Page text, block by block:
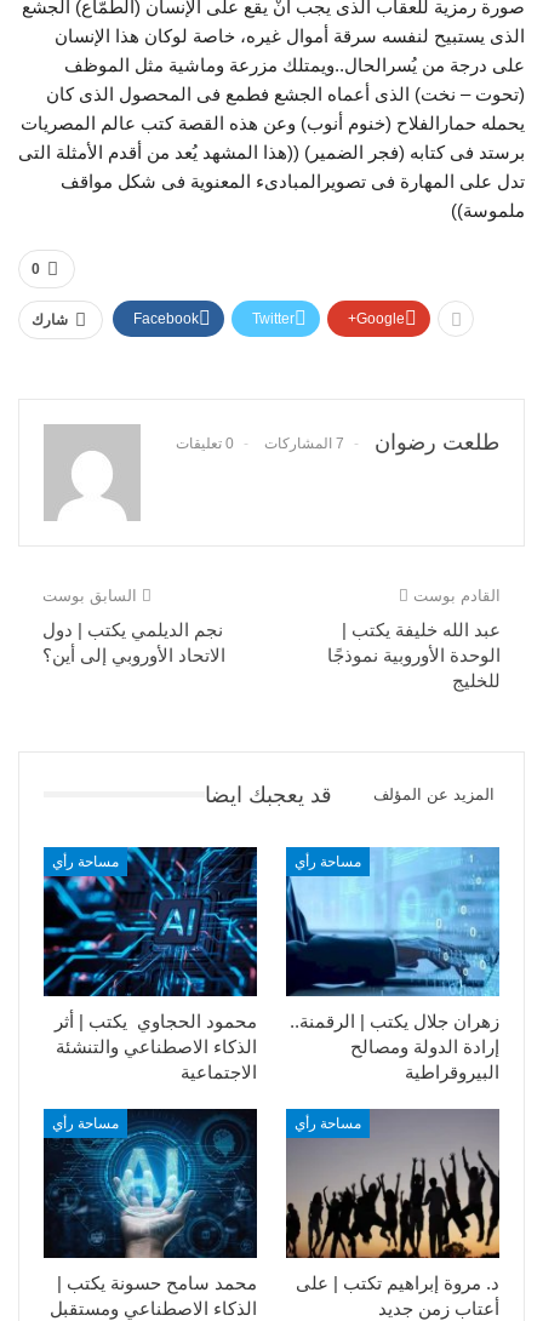
صورة رمزية للعقاب الذى يجب أنْ يقع على الإنسان (الطمّاع) الجشع
الذى يستبيح لنفسه سرقة أموال غيره، خاصة لوكان هذا الإنسان
على درجة من يُسرالحال..ويمتلك مزرعة وماشية مثل الموظف
(تحوت – نخت) الذى أعماه الجشع فطمع فى المحصول الذى كان
يحمله حمارالفلاح (خنوم أنوب) وعن هذه القصة كتب عالم المصريات
برستد فى كتابه (فجر الضمير) ((هذا المشهد يُعد من أقدم الأمثلة التى
تدل على المهارة فى تصويرالمبادىء المعنوية فى شكل مواقف
ملموسة))
0
شارك Facebook Twitter Google+
طلعت رضوان 7 المشاركات 0 تعليقات
السابق بوست
نجم الديلمي يكتب | دول
الاتحاد الأوروبي إلى أين؟
القادم بوست
عبد الله خليفة يكتب |
الوحدة الأوروبية نموذجًا
للخليج
قد يعجبك ايضا المزيد عن المؤلف
مساحة رأي
محمود الحجاوي يكتب | أثر
الذكاء الاصطناعي والتنشئة
الاجتماعية
مساحة رأي
زهران جلال يكتب | الرقمنة..
إرادة الدولة ومصالح
البيروقراطية
مساحة رأي
محمد سامح حسونة يكتب |
الذكاء الاصطناعي ومستقبل
مساحة رأي
د. مروة إبراهيم تكتب | على
أعتاب زمن جديد